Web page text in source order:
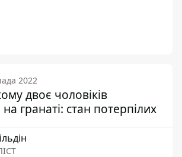
2022
двоє чоловіків
на гранаті: стан потерпілих